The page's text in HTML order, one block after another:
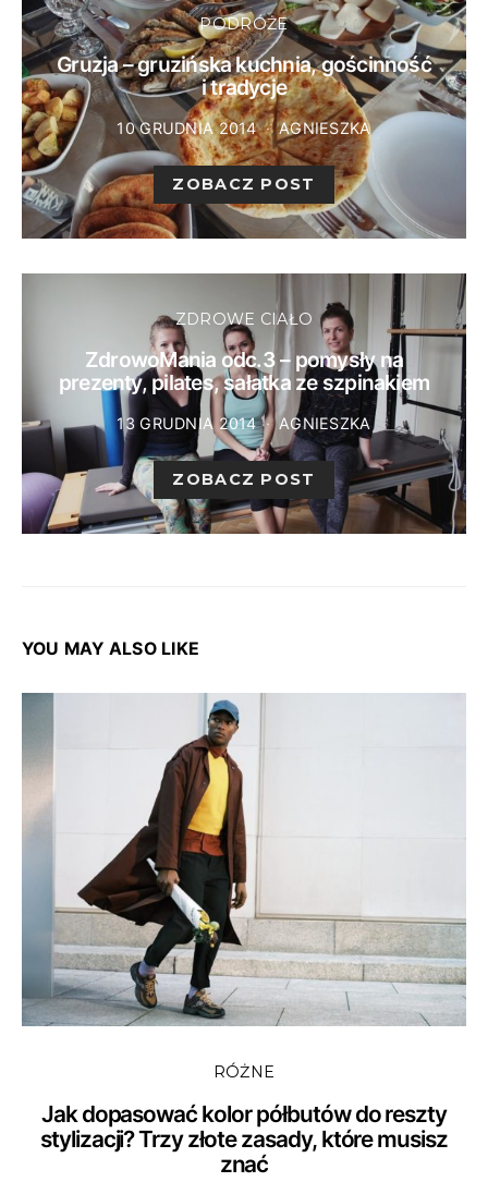
PODRÓŻE
Gruzja – gruzińska kuchnia, gościnność
i tradycje
10 GRUDNIA 2014 AGNIESZKA
ZOBACZ POST
ZDROWE CIAŁO
ZdrowoMania odc.3 – pomysły na
prezenty, pilates, sałatka ze szpinakiem
13 GRUDNIA 2014 AGNIESZKA
ZOBACZ POST
YOU MAY ALSO LIKE
RÓŻNE
Jak dopasować kolor półbutów do reszty
stylizacji? Trzy złote zasady, które musisz
znać